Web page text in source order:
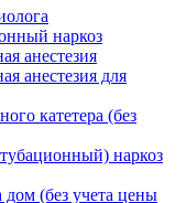
наркоз
анестезия
анестезия для
катетера (без
наркоз
(без учета цены